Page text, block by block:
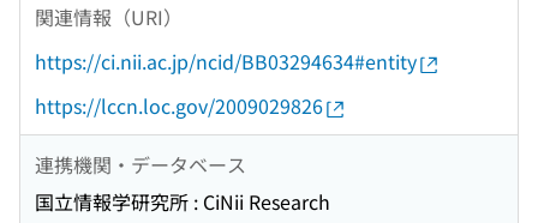
関連情報（URI）
https://ci.nii.ac.jp/ncid/BB03294634#entity
https://lccn.loc.gov/2009029826
連携機関・データベース
国立情報学研究所 : CiNii Research